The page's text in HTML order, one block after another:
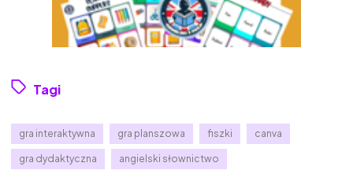
Tagi
gra interaktywna gra planszowa fiszki canva
gra dydaktyczna angielski słownictwo